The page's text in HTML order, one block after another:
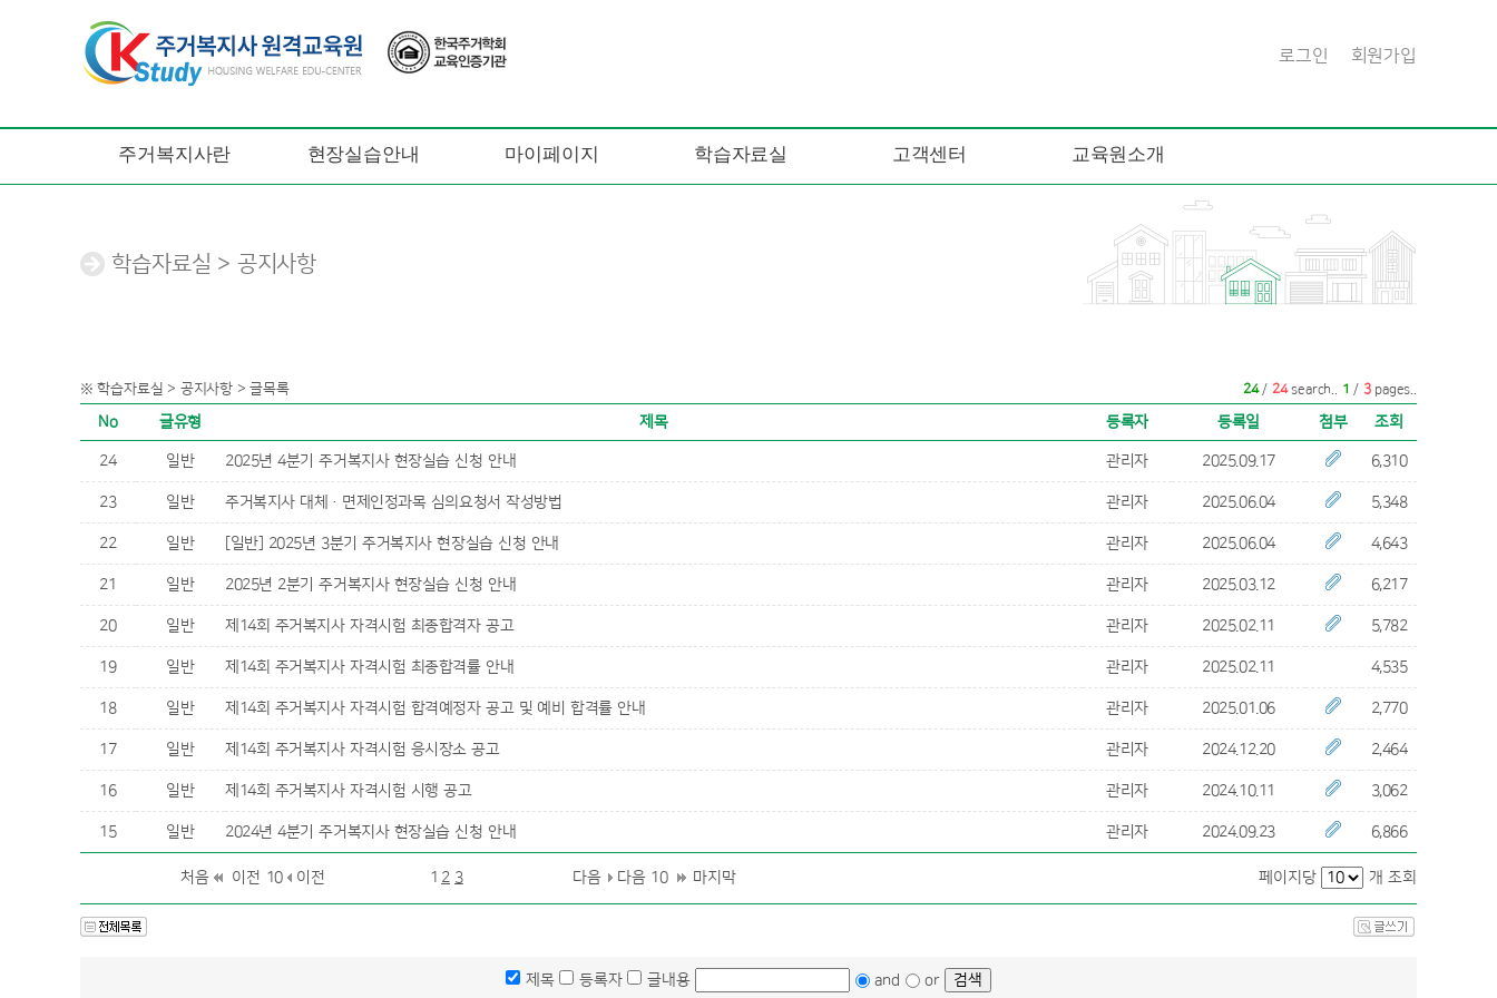
로그인 회원가입
주거복지사란 현장실습안내 마이페이지 학습자료실 고객센터 교육원소개
학습자료실 > 공지사항
※ 학습자료실 > 공지사항 > 글목록 24/ 24search.. 1 / 3pages..
No 글유형 제목 등록자 등록일 첨부 조회
24 일반 2025년 4분기 주거복지사 현장실습 신청 안내 관리자 2025.09.17 6,310
23 일반 주거복지사 대체·면제인정과목 심의요청서 작성방법 관리자 2025.06.04 5,348
22 일반 [일반] 2025년 3분기 주거복지사 현장실습 신청 안내 관리자 2025.06.04 4,643
21 일반 2025년 2분기 주거복지사 현장실습 신청 안내 관리자 2025.03.12 6,217
20 일반 제14회 주거복지사 자격시험 최종합격자 공고 관리자 2025.02.11 5,782
19 일반 제14회 주거복지사 자격시험 최종합격률 안내 관리자 2025.02.11 4,535
18 일반 제14회 주거복지사 자격시험 합격예정자 공고 및 예비 합격률 안내 관리자 2025.01.06 2,770
17 일반 제14회 주거복지사 자격시험 응시장소 공고 관리자 2024.12.20 2,464
16 일반 제14회 주거복지사 자격시험 시행 공고 관리자 2024.10.11 3,062
15 일반 2024년 4분기 주거복지사 현장실습 신청 안내 관리자 2024.09.23 6,866
처음 이전 10 이전 1 2 3 다음 다음 10 마지막 페이지당 개 조회
제목 등록자 글내용 and or